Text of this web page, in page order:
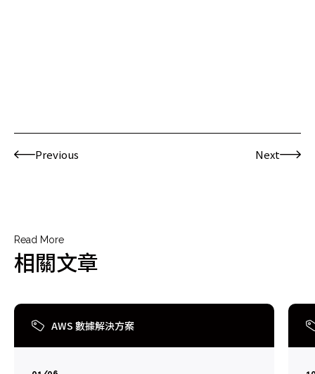
Previous Next
Read More
相關文章
AWS 數據解決方案